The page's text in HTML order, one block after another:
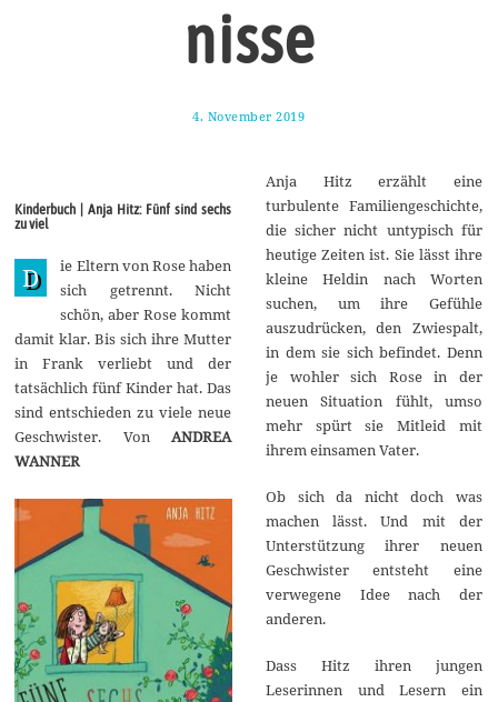
nisse
4. November 2019
v
e
m
b
e
r
2
1
9
Kinderbuch | Anja Hitz: Fünf sind sechs
zu viel
D
ie Eltern von Rose haben
sich getrennt. Nicht
schön, aber Rose kommt
damit klar. Bis sich ihre Mutter
in Frank verliebt und der
tatsächlich fünf Kinder hat. Das
sind entschieden zu viele neue
Geschwister. Von ANDREA
WANNER
Anja Hitz erzählt eine
turbulente Familiengeschichte,
die sicher nicht untypisch für
heutige Zeiten ist. Sie lässt ihre
kleine Heldin nach Worten
suchen, um ihre Gefühle
auszudrücken, den Zwiespalt,
in dem sie sich befindet. Denn
je wohler sich Rose in der
neuen Situation fühlt, umso
mehr spürt sie Mitleid mit
ihrem einsamen Vater.
Ob sich da nicht doch was
machen lässt. Und mit der
Unterstützung ihrer neuen
Geschwister entsteht eine
verwegene Idee nach der
anderen.
Dass Hitz ihren jungen
Leserinnen und Lesern ein